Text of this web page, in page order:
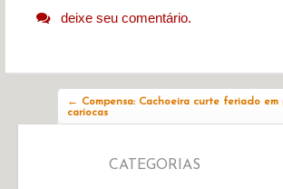
deixe seu comentário.
← Compensa: Cachoeira curte feriado em
cariocas
CATEGORIAS